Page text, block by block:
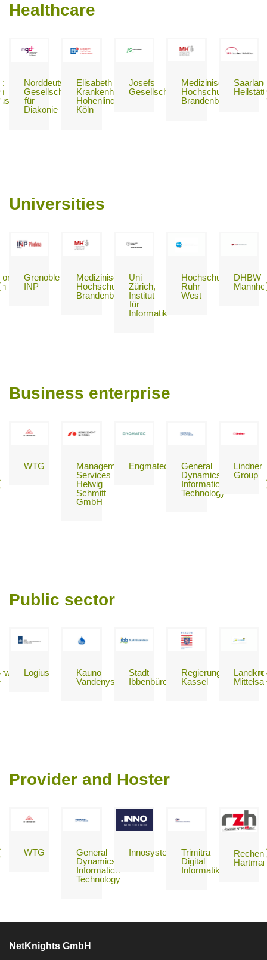
Healthcare
Norddeutsche
Gesellschaft
für
Diakonie
Elisabeth
Krankenhaus
Hohenlind
Köln
Josefs
Gesellschaft
Medizinische
Hochschule
Brandenburg
Universities
Grenoble
INP
Medizinische
Hochschule
Brandenburg
Uni
Zürich,
Institut
für
Informatik
Hochschule
Ruhr
West
DHBW
Business enterprise
WTG
Management
Services
Helwig
Schmitt
GmbH
Engmatech
General
Dynamics
Information
Technology
Lindner
Group
Public sector
Logius
Kauno
Vandenys
Stadt
Ibbenbüren
Regierungspräsidium
Kassel
Provider and Hoster
WTG
General
Dynamics
Information
Technology
Innosystec
Trimitra
Digital
Informatika
NetKnights GmbH